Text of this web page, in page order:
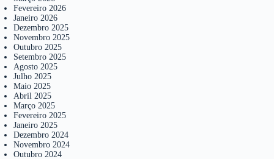
Fevereiro 2026
Janeiro 2026
Dezembro 2025
Novembro 2025
Outubro 2025
Setembro 2025
Agosto 2025
Julho 2025
Maio 2025
Abril 2025
Março 2025
Fevereiro 2025
Janeiro 2025
Dezembro 2024
Novembro 2024
Outubro 2024